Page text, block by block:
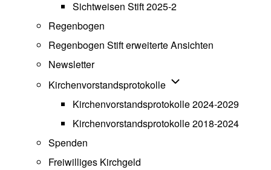
Sichtweisen Stift 2025-2
Regenbogen
Regenbogen Stift erweiterte Ansichten
Newsletter
Kirchenvorstandsprotokolle Unternavigation von
Kirchenvorstandsprotokolle 2024-2029
Kirchenvorstandsprotokolle 2018-2024
Spenden
Freiwilliges Kirchgeld